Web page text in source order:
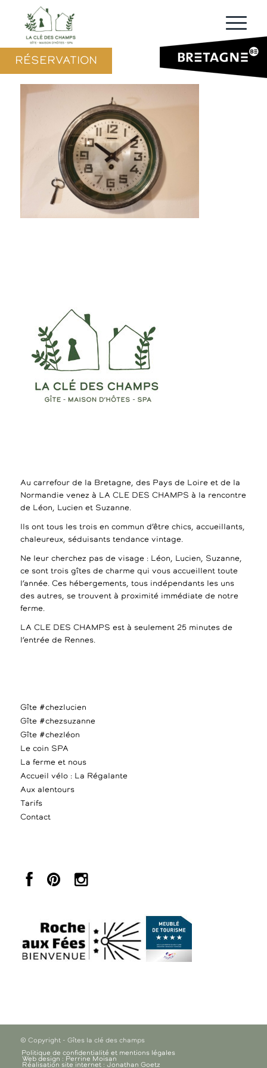
RÉSERVATION
Au carrefour de la Bretagne, des Pays de Loire et de la
Normandie venez à LA CLE DES CHAMPS à la rencontre
de Léon, Lucien et Suzanne.
Ils ont tous les trois en commun d’être chics, accueillants,
chaleureux, séduisants tendance vintage.
Ne leur cherchez pas de visage : Léon, Lucien, Suzanne,
ce sont trois gîtes de charme qui vous accueillent toute
l’année. Ces hébergements, tous indépendants les uns
des autres, se trouvent à proximité immédiate de notre
ferme.
LA CLE DES CHAMPS est à seulement 25 minutes de
l’entrée de Rennes.
Gîte #chezlucien
Gîte #chezsuzanne
Gîte #chezléon
Le coin SPA
La ferme et nous
Accueil vélo : La Régalante
Aux alentours
Tarifs
Contact
© Copyright - Gîtes la clé des champs
Politique de confidentialité et mentions légales
Web design : Perrine Moisan
Réalisation site internet : Jonathan Goetz